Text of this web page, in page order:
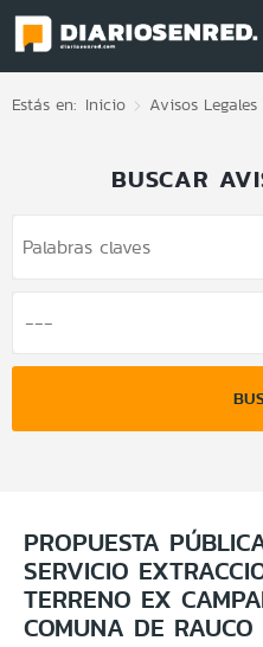
Click acá para ir
Estás en: Inicio Avisos Legales
BUSCAR
PROPUESTA
SERVICIO
TERRENO EX
COMUNA DE RAUCO